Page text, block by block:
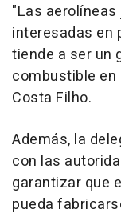
"Las
interesadas en
tiende a ser un
combustible en
Costa Filho.
Además, la
con las
garantizar que
pueda